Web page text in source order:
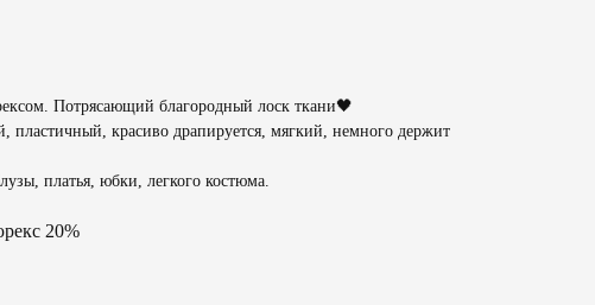
Потрясающий благородный лоск ткани🖤
пластичный, красиво драпируется, мягкий, немного держит
платья, юбки, легкого костюма.
20%